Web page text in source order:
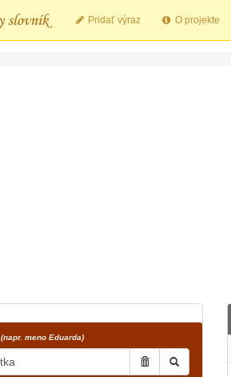
Pridať výraz O projekte
(napr. meno Eduarda)